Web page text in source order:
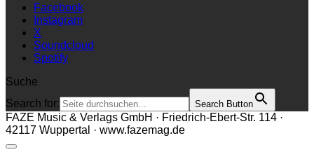
Facebook
Instagram
X
Soundcloud
Spotify
Suche
Search for:
Search Button
FAZE Music & Verlags GmbH · Friedrich-Ebert-Str. 114 ·
42117 Wuppertal · www.fazemag.de